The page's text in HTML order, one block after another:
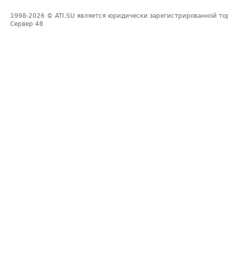
1998-2026 © ATI.SU является юридически зарегистрированной
Сервер 48